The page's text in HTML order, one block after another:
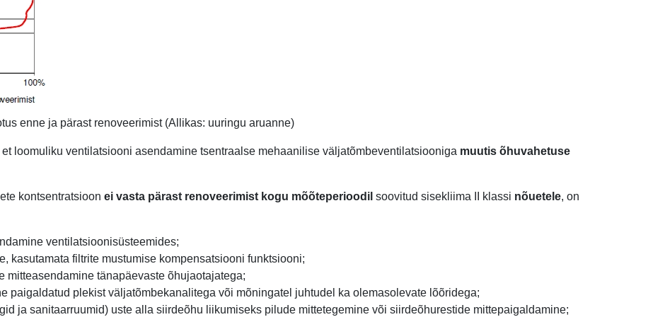
enne ja pärast renoveerimist (Allikas: uuringu aruanne)
loomuliku ventilatsiooni asendamine tsentraalse mehaanilise väljatõmbeventilatsiooniga muutis õhuvahetuse
kontsentratsioon ei vasta pärast renoveerimist kogu mõõteperioodil soovitud sisekliima II klassi nõuetele, on
ventilatsioonisüsteemides;
kasutamata filtrite mustumise kompensatsiooni funktsiooni;
mitteasendamine tänapäevaste õhujaotajatega;
paigaldatud plekist väljatõmbekanalitega või mõningatel juhtudel ka olemasolevate lõõridega;
ja sanitaarruumid) uste alla siirdeõhu liikumiseks pilude mittetegemine või siirdeõhurestide mittepaigaldamine;